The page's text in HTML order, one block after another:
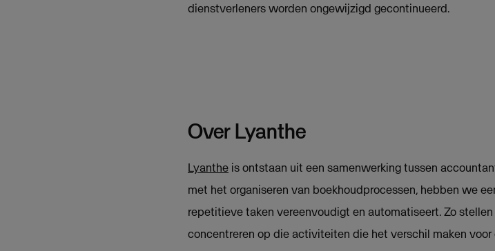
dienstverleners worden ongewijzigd gecontinueerd.
Over Lyanthe
Lyanthe is ontstaan uit een samenwerking tussen
met het organiseren van boekhoudprocessen, hebben we
repetitieve taken vereenvoudigt en automatiseert. Zo
concentreren op die activiteiten die het verschil maken